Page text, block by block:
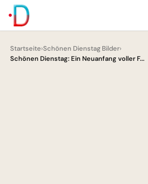
Startseite›Schönen Dienstag Bilder›
Schönen Dienstag: Ein Neuanfang voller F...